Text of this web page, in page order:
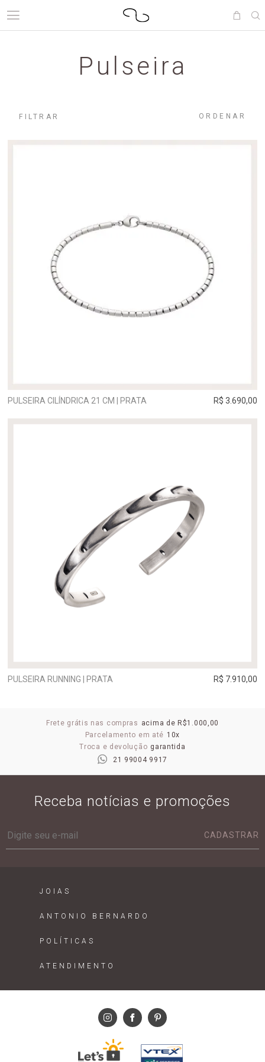
Pulseira
FILTRAR ORDENAR
PULSEIRA CILÍNDRICA 21 CM | PRATA R$ 3.690,00
PULSEIRA RUNNING | PRATA R$ 7.910,00
Frete grátis nas compras acima de R$1.000,00
Parcelamento em até 10x
Troca e devolução garantida
21 99004 9917
Receba notícias e promoções
CADASTRAR
JOIAS
ANTONIO BERNARDO
POLÍTICAS
ATENDIMENTO